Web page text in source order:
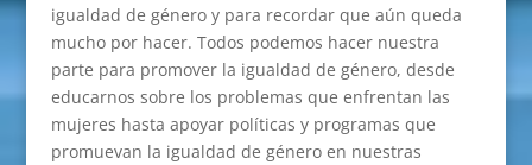
igualdad de género y para recordar que aún queda
mucho por hacer. Todos podemos hacer nuestra
parte para promover la igualdad de género, desde
educarnos sobre los problemas que enfrentan las
mujeres hasta apoyar políticas y programas que
promuevan la igualdad de género en nuestras